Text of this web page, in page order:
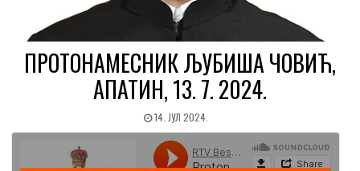
ПРОТОНАМЕСНИК ЉУБИША ЧОВИЋ,
АПАТИН, 13. 7. 2024.
14. ЈУЛ 2024.